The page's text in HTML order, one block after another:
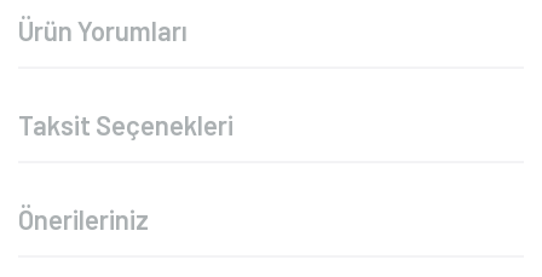
Ürün Yorumları
Taksit Seçenekleri
Önerileriniz